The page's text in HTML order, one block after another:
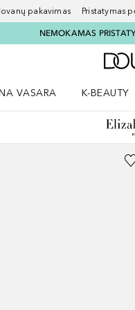
pakavimas Pristatymas
NEMOKAMAS
VASARA
K-BEAUTY